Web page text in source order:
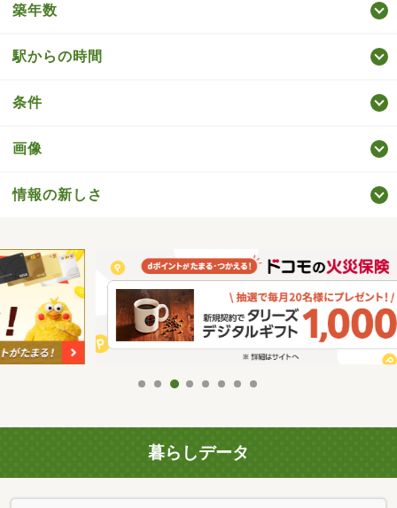
築年数
駅からの時間
条件
画像
情報の新しさ
暮らしデータ